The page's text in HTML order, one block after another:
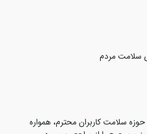
سلامت مردم
حوزه سلامت کاربران محترم، همواره